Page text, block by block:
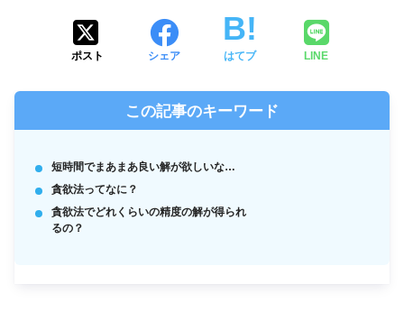
ポスト シェア はてブ LINE
この記事のキーワード
短時間でまあまあ良い解が欲しいな…
貪欲法ってなに？
貪欲法でどれくらいの精度の解が得られ
るの？